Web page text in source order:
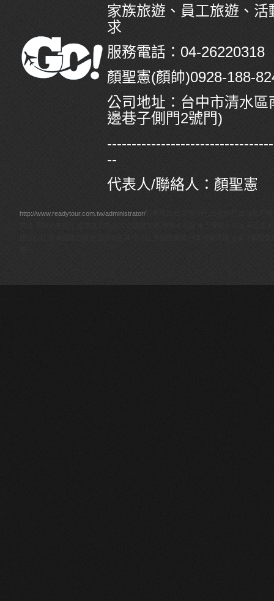
家族旅遊、員工旅遊、活
求
服務電話：04-
顏聖憲(顏帥)0928-188-
公司地址： 台中市清水區
邊巷子側門2號門)
--
代表人/聯絡人：顏聖憲
http://www.readytour.com.tw/administrator/